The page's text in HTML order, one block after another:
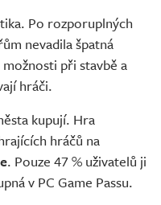
Po rozporuplných
nevadila špatná
při stavbě a
hráči.
kupují. Hra
hráčů na
. Pouze 47 % uživatelů ji
v PC Game Passu.